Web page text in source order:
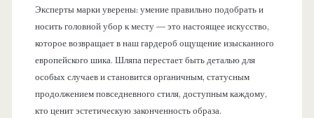
Эксперты марки уверены: умение правильно подобрать и
носить головной убор к месту — это настоящее искусство,
которое возвращает в наш гардероб ощущение изысканного
европейского шика. Шляпа перестает быть деталью для
особых случаев и становится органичным, статусным
продолжением повседневного стиля, доступным каждому,
кто ценит эстетическую законченность образа.